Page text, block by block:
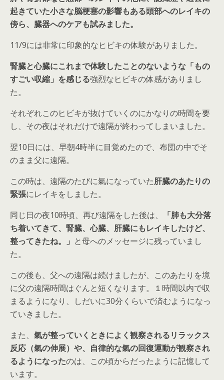
起きていた小さな脳梗塞の影響もある頭部へのレイキの
傍ら、臓器へのケアも試みました。
11/9には非常に印象的なヒビキの体験がありました。
腎臓と心臓にこれまで体験したことのないような「もの
すごい収縮」を感じる強烈なヒビキの体感がありまし
た。
それぞれこのヒビキが抜けていくのにかなりの時間を要
し、その夜はそれだけで遠隔が終わってしまいました。
翌10日には、早朝4時半に目覚めたので、布団の中でそ
のまま父に遠隔。
この時は、遠隔のたびに氣になっていた肝臓のあたりの
緊張にレイキをしました。
同じ日の夜10時頃、再び遠隔をした後は、
「肺も大分落
ち着いてきて、腎臓、心臓、肝臓にもレイキしたけど、
整ってきたね。」 と母へのメッセージに残っていまし
た。
この後も、父への遠隔は続けましたが、このあたりを境
に父の遠隔時間はぐんと短くなります。１時間以内で収
まるようになり、しだいに30分くらいで済むようになっ
ていきました。
また、 氣が整っていくときによく観察されるリラックス
反応（氣の伸展）や、自律的な氣の回復運動が観察され
るようになったのは、この頃からだったように記憶して
います。